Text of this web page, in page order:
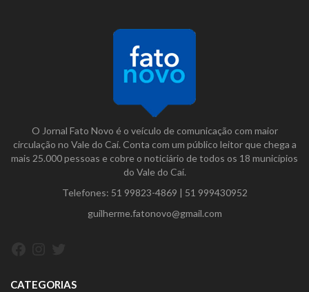
O Jornal Fato Novo é o veículo de comunicação com maior
circulação no Vale do Caí. Conta com um público leitor que chega a
mais 25.000 pessoas e cobre o noticiário de todos os 18 municípios
do Vale do Caí.
Telefones: 51 99823-4869 | 51 999430952
guilherme.fatonovo@gmail.com
CATEGORIAS